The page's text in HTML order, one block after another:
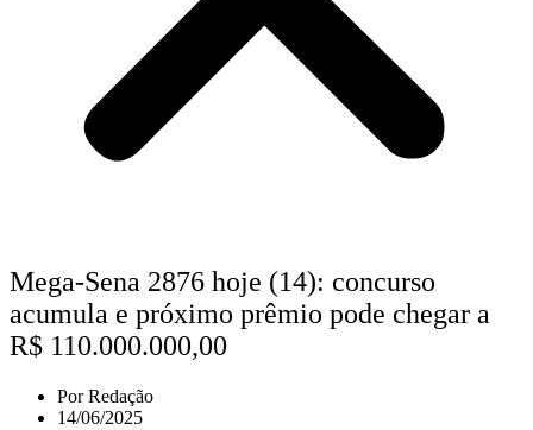
Mega-Sena 2876 hoje (14): concurso
acumula e próximo prêmio pode chegar a
R$ 110.000.000,00
PorRedação
14/06/2025